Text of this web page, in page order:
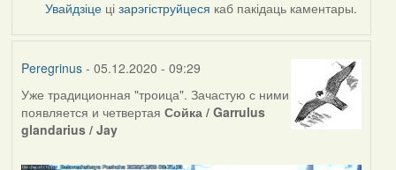
Увайдзіце цізарэгіструйцеся каб пакідаць каментары.
Peregrinus- 05.12.2020 - 09:29
Уже традиционная "троица". Зачастую с ними
появляется и четвертая Сойка / Garrulus
glandarius / Jay